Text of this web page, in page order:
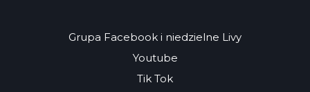
Grupa Facebook i niedzielne Livy
Youtube
Tik Tok